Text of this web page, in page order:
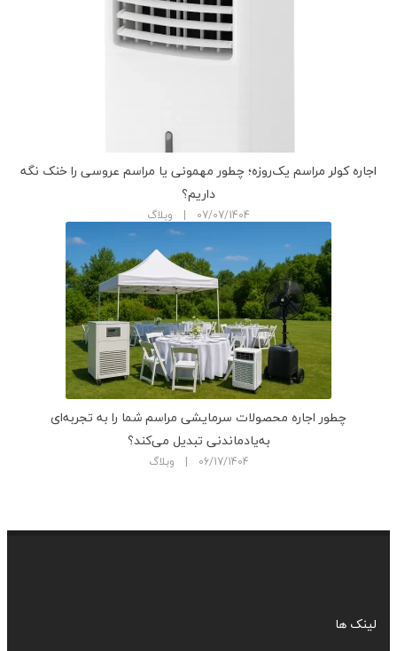
اجاره کولر مراسم یک‌روزه؛ چطور مهمونی یا مراسم عروسی را خنک نگه
داریم؟
07/07/1404 | وبلاگ
چطور اجاره محصولات سرمایشی مراسم شما را به تجربه‌ای
به‌یادماندنی تبدیل می‌کند؟
06/17/1404 | وبلاگ
لینک ها